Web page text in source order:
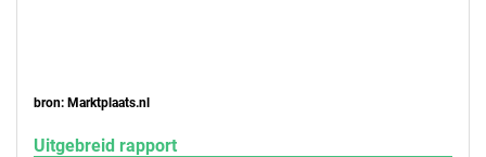
bron: Marktplaats.nl
Uitgebreid rapport